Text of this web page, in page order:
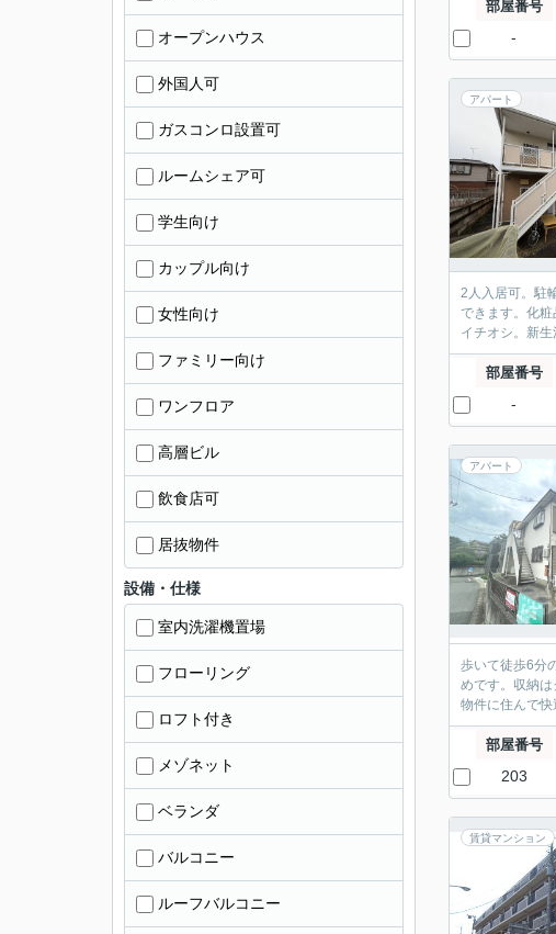
部屋番号
-
アパート
2人入居可。駐
できます。化
イチオシ。新
部屋番号
-
アパート
歩いて徒歩6分
めです。収納
物件に住んで
部屋番号
203
賃貸マンション
オープンハウス
外国人可
ガスコンロ設置可
ルームシェア可
学生向け
カップル向け
女性向け
ファミリー向け
ワンフロア
高層ビル
飲食店可
居抜物件
設備・仕様
室内洗濯機置場
フローリング
ロフト付き
メゾネット
ベランダ
バルコニー
ルーフバルコニー